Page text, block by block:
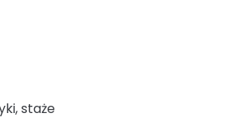
staże